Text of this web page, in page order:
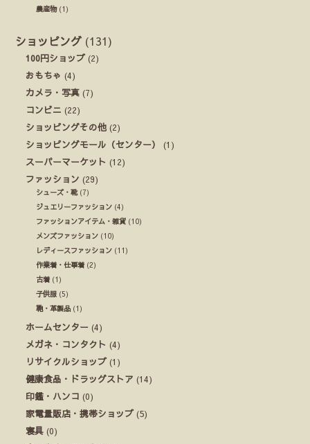
農産物(1)
ショッピング (131)
100円ショップ (2)
おもちゃ (4)
カメラ・写真 (7)
コンビニ (22)
ショッピングその他 (2)
ショッピングモール（センター）
(1)
スーパーマーケット (12)
ファッション (29)
シューズ・靴(7)
ジュエリーファッション (4)
ファッションアイテム・雑貨 (10)
メンズファッション (10)
レディースファッション (11)
作業着・仕事着 (2)
古着 (1)
子供服 (5)
鞄・革製品 (1)
ホームセンター (4)
メガネ・コンタクト (4)
リサイクルショップ (1)
健康食品・ドラッグストア (14)
印鑑・ハンコ (0)
家電量販店・携帯ショップ (5)
寝具 (0)